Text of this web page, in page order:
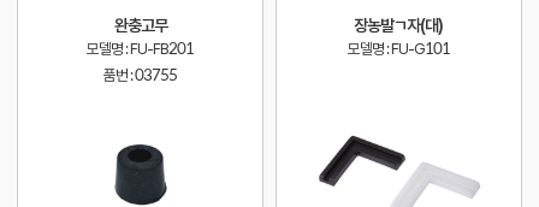
완충고무
모델명 : FU-FB201
품번 :03755
장농발ㄱ자(대)
모델명 : FU-G101